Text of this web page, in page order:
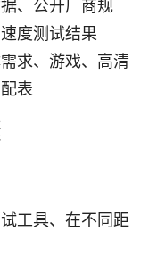
、公开厂商规
度测试结果
求、游戏、高清
表
工具、在不同距